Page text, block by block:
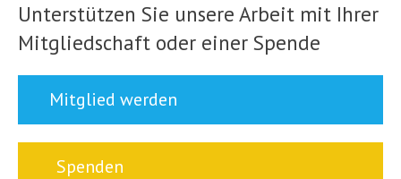
Unterstützen Sie unsere Arbeit mit Ihrer
Mitgliedschaft oder einer Spende
Mitglied werden
Spenden